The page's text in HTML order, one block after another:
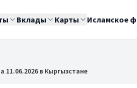
Вклады Карты Исламское
11.06.2026 в Кыргызстане